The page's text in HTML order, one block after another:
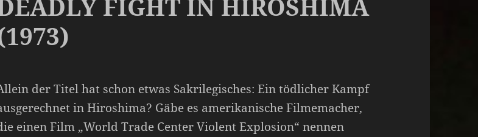
der Titel hat schon etwas Sakrilegisches: Ein tödlicher Kampf
in Hiroshima? Gäbe es amerikanische Filmemacher,
einen Film „World Trade Center Violent Explosion“ nennen